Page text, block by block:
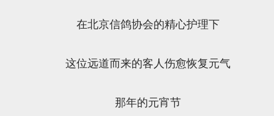
在北京信鸽协会的精心护理下
这位远道而来的客人伤愈恢复元气
那年的元宵节